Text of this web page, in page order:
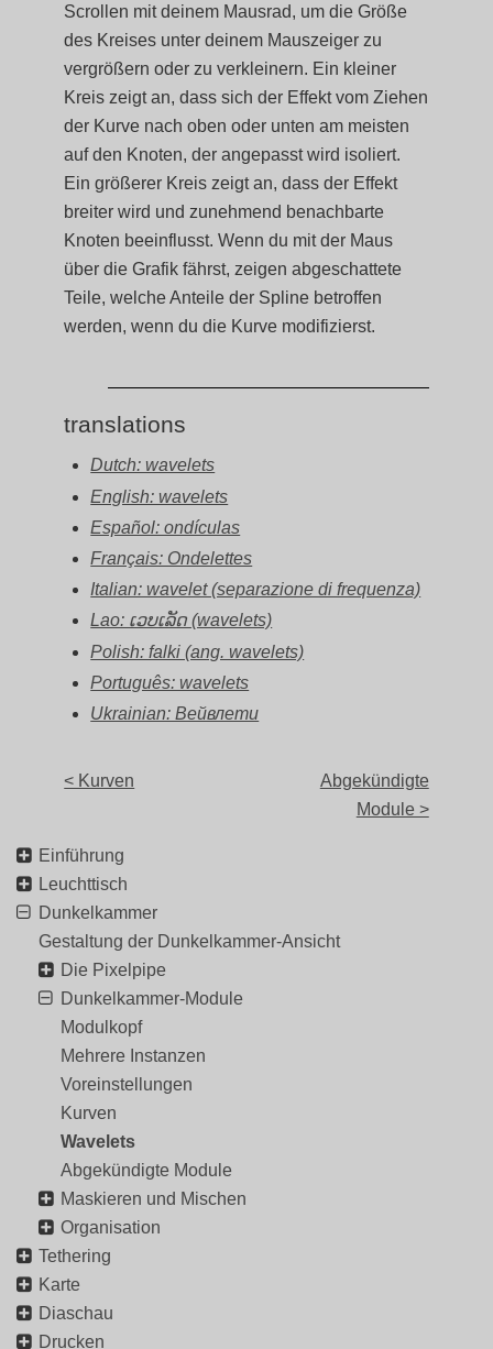
Scrollen mit deinem Mausrad, um die Größe
des Kreises unter deinem Mauszeiger zu
vergrößern oder zu verkleinern. Ein kleiner
Kreis zeigt an, dass sich der Effekt vom Ziehen
der Kurve nach oben oder unten am meisten
auf den Knoten, der angepasst wird isoliert.
Ein größerer Kreis zeigt an, dass der Effekt
breiter wird und zunehmend benachbarte
Knoten beeinflusst. Wenn du mit der Maus
über die Grafik fährst, zeigen abgeschattete
Teile, welche Anteile der Spline betroffen
werden, wenn du die Kurve modifizierst.
translations
Dutch: wavelets
English: wavelets
Español: ondículas
Français: Ondelettes
Italian: wavelet (separazione di frequenza)
Lao: ເວບເລັດ (wavelets)
Polish: falki (ang. wavelets)
Português: wavelets
Ukrainian: Вейвлети
< Kurven
Abgekündigte
Module >
Einführung
Leuchttisch
Dunkelkammer
Gestaltung der Dunkelkammer-Ansicht
Die Pixelpipe
Dunkelkammer-Module
Modulkopf
Mehrere Instanzen
Voreinstellungen
Kurven
Wavelets
Abgekündigte Module
Maskieren und Mischen
Organisation
Tethering
Karte
Diaschau
Drucken